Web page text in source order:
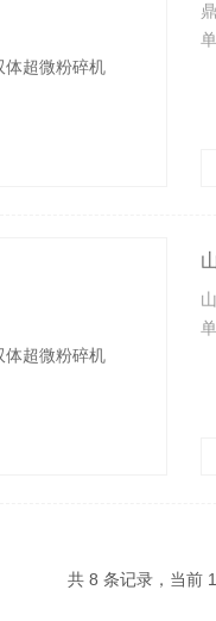
共 8 条记录，当前